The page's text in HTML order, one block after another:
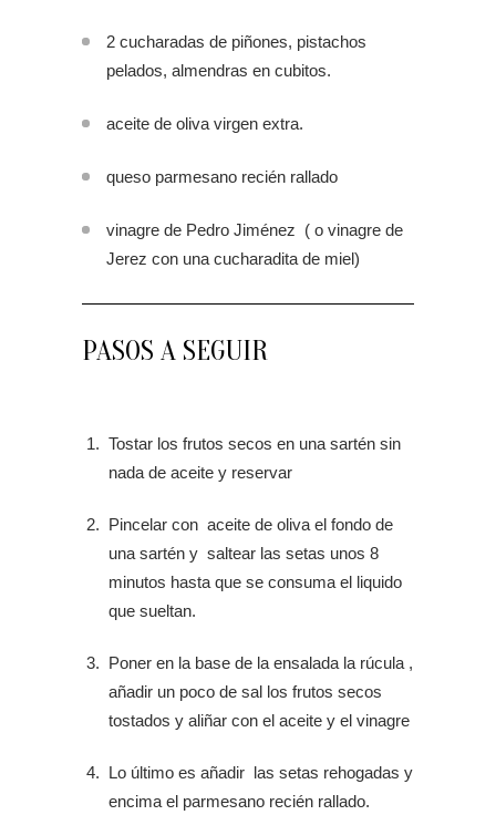
2 cucharadas de piñones, pistachos
pelados, almendras en cubitos.
aceite de oliva virgen extra.
queso parmesano recién rallado
vinagre de Pedro Jiménez ( o vinagre de
Jerez con una cucharadita de miel)
PASOS A SEGUIR
Tostar los frutos secos en una sartén sin
nada de aceite y reservar
Pincelar con aceite de oliva el fondo de
una sartén y saltear las setas unos 8
minutos hasta que se consuma el liquido
que sueltan.
Poner en la base de la ensalada la rúcula ,
añadir un poco de sal los frutos secos
tostados y aliñar con el aceite y el vinagre
Lo último es añadir las setas rehogadas y
encima el parmesano recién rallado.